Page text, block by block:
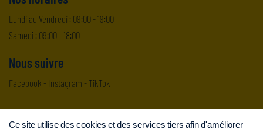
Lundi au Vendredi : 09:00 - 19:00
Samedi : 09:00 - 18:00
Nous suivre
Facebook - Instagram - TikTok
Ce site utilise des cookies et des services tiers afin d'améliorer